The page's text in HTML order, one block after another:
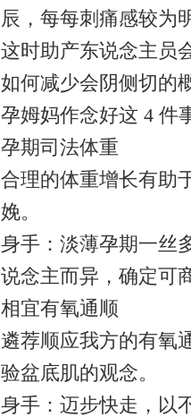
辰，每每刺痛感较为
这时助产东说念主员
如何减少会阴侧切的
孕姆妈作念好这 4 件
孕期司法体重
合理的体重增长有助
娩。
身手：淡薄孕期一丝
说念主而异，确定可
相宜有氧通顺
遴荐顺应我方的有氧
验盆底肌的观念。
身手：迈步快走，以